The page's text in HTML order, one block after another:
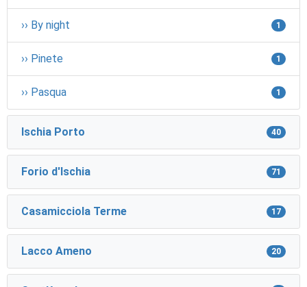
›› By night 1
›› Pinete 1
›› Pasqua 1
Ischia Porto 40
Forio d'Ischia 71
Casamicciola Terme 17
Lacco Ameno 20